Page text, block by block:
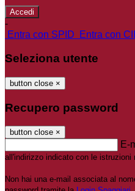
-
Entra con SPID
Entra con
Seleziona utente
button close ×
Recupero password
button close ×
E-
all'indirizzo indicato con le istruzioni
Non hai una e-mail associata al